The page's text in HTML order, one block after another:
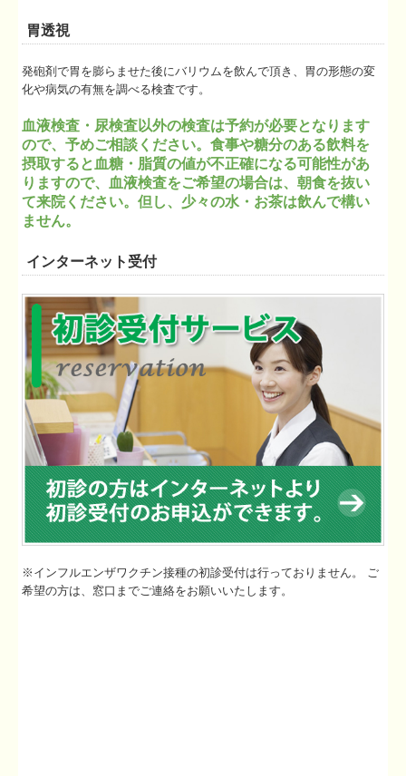
インターネット受付
※インフルエンザワクチン接種の初診受付は行っておりません。 ご
希望の方は、窓口までご連絡をお願いいたします。
胃透視
発砲剤で胃を膨らませた後にバリウムを飲んで頂き、胃の形態の変
化や病気の有無を調べる検査です。
血液検査・尿検査以外の検査は予約が必要となります
ので、予めご相談ください。食事や糖分のある飲料を
摂取すると血糖・脂質の値が不正確になる可能性があ
りますので、血液検査をご希望の場合は、朝食を抜い
て来院ください。但し、少々の水・お茶は飲んで構い
ません。